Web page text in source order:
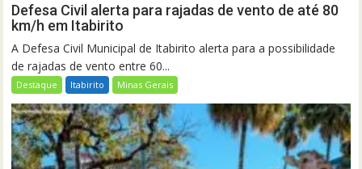
Defesa Civil alerta para rajadas de vento de até 80
km/h em Itabirito
A Defesa Civil Municipal de Itabirito alerta para a possibilidade
de rajadas de vento entre 60...
Destaque Itabirito Minas Gerais